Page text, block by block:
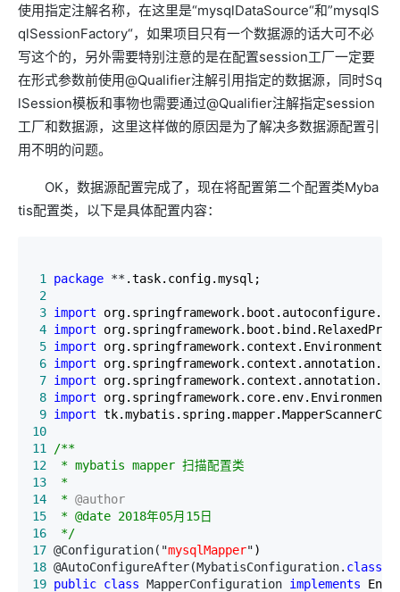
使用指定注解名称，在这里是“mysqlDataSource“和”mysqlS
qlSessionFactory“，如果项目只有一个数据源的话大可不必
写这个的，另外需要特别注意的是在配置session工厂一定要
在形式参数前使用@Qualifier注解引用指定的数据源，同时Sq
lSession模板和事物也需要通过@Qualifier注解指定session
工厂和数据源，这里这样做的原因是为了解决多数据源配置引
用不明的问题。
OK，数据源配置完成了，现在将配置第二个配置类Myba
tis配置类，以下是具体配置内容：
1 package **
2
3 import
4 import
5 import
6 import
7 import
8 import
9 import
10
11
/**
12
13
14
* @author
15
16
*/
17 @Configuration("mysqlMapper"
18 @AutoConfigureAfter(MybatisConfiguration. class
19 public class MapperConfiguration implements